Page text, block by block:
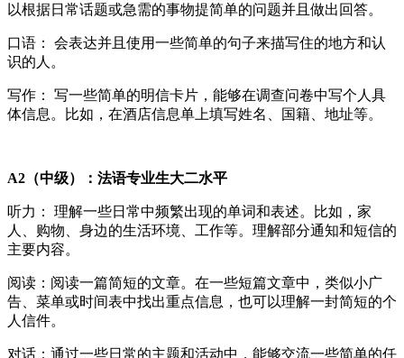
以根据日常话题或急需的事物提简单的问题并且做出回答。
口语： 会表达并且使用一些简单的句子来描写住的地方和认
识的人。
写作： 写一些简单的明信卡片，能够在调查问卷中写个人具
体信息。比如，在酒店信息单上填写姓名、国籍、地址等。
A2（中级）：法语专业生大二水平
听力： 理解一些日常中频繁出现的单词和表述。比如，家
人、购物、身边的生活环境、工作等。理解部分通知和短信的
主要内容。
阅读：阅读一篇简短的文章。在一些短篇文章中，类似小广
告、菜单或时间表中找出重点信息，也可以理解一封简短的个
人信件。
对话：通过一些日常的主题和活动中，能够交流一些简单的任